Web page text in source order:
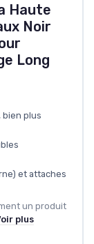
Haute
Noir
Long
bien plus
et attaches
un produit
plus